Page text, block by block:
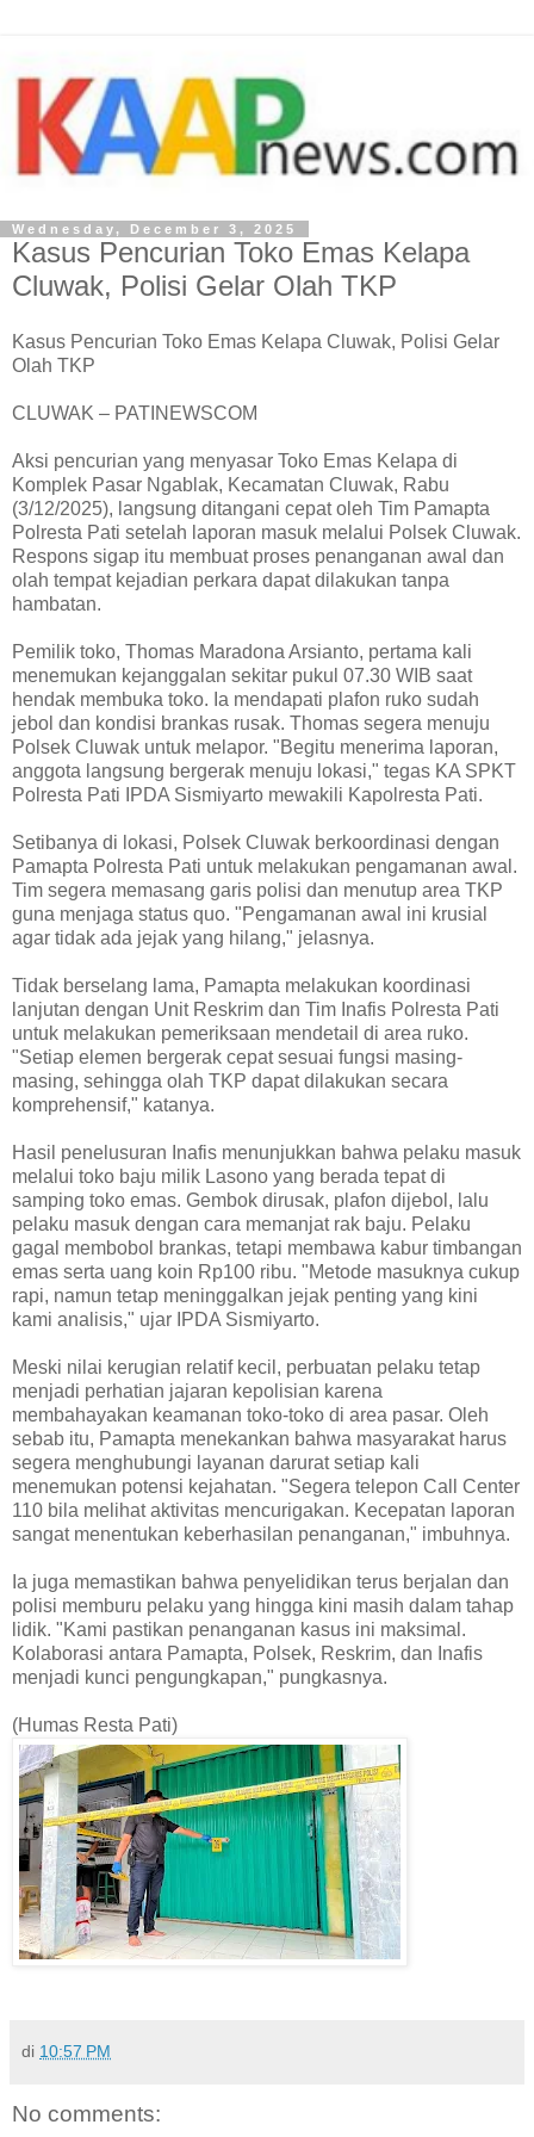
Wednesday, December 3, 2025
Kasus Pencurian Toko Emas Kelapa
Cluwak, Polisi Gelar Olah TKP
Kasus Pencurian Toko Emas Kelapa Cluwak, Polisi Gelar
Olah TKP
CLUWAK – PATINEWSCOM
Aksi pencurian yang menyasar Toko Emas Kelapa di
Komplek Pasar Ngablak, Kecamatan Cluwak, Rabu
(3/12/2025), langsung ditangani cepat oleh Tim Pamapta
Polresta Pati setelah laporan masuk melalui Polsek Cluwak.
Respons sigap itu membuat proses penanganan awal dan
olah tempat kejadian perkara dapat dilakukan tanpa
hambatan.
Pemilik toko, Thomas Maradona Arsianto, pertama kali
menemukan kejanggalan sekitar pukul 07.30 WIB saat
hendak membuka toko. Ia mendapati plafon ruko sudah
jebol dan kondisi brankas rusak. Thomas segera menuju
Polsek Cluwak untuk melapor. "Begitu menerima laporan,
anggota langsung bergerak menuju lokasi," tegas KA SPKT
Polresta Pati IPDA Sismiyarto mewakili Kapolresta Pati.
Setibanya di lokasi, Polsek Cluwak berkoordinasi dengan
Pamapta Polresta Pati untuk melakukan pengamanan awal.
Tim segera memasang garis polisi dan menutup area TKP
guna menjaga status quo. "Pengamanan awal ini krusial
agar tidak ada jejak yang hilang," jelasnya.
Tidak berselang lama, Pamapta melakukan koordinasi
lanjutan dengan Unit Reskrim dan Tim Inafis Polresta Pati
untuk melakukan pemeriksaan mendetail di area ruko.
"Setiap elemen bergerak cepat sesuai fungsi masing-
masing, sehingga olah TKP dapat dilakukan secara
komprehensif," katanya.
Hasil penelusuran Inafis menunjukkan bahwa pelaku masuk
melalui toko baju milik Lasono yang berada tepat di
samping toko emas. Gembok dirusak, plafon dijebol, lalu
pelaku masuk dengan cara memanjat rak baju. Pelaku
gagal membobol brankas, tetapi membawa kabur timbangan
emas serta uang koin Rp100 ribu. "Metode masuknya cukup
rapi, namun tetap meninggalkan jejak penting yang kini
kami analisis," ujar IPDA Sismiyarto.
Meski nilai kerugian relatif kecil, perbuatan pelaku tetap
menjadi perhatian jajaran kepolisian karena
membahayakan keamanan toko-toko di area pasar. Oleh
sebab itu, Pamapta menekankan bahwa masyarakat harus
segera menghubungi layanan darurat setiap kali
menemukan potensi kejahatan. "Segera telepon Call Center
110 bila melihat aktivitas mencurigakan. Kecepatan laporan
sangat menentukan keberhasilan penanganan," imbuhnya.
Ia juga memastikan bahwa penyelidikan terus berjalan dan
polisi memburu pelaku yang hingga kini masih dalam tahap
lidik. "Kami pastikan penanganan kasus ini maksimal.
Kolaborasi antara Pamapta, Polsek, Reskrim, dan Inafis
menjadi kunci pengungkapan," pungkasnya.
(Humas Resta Pati)
di 10:57 PM
No comments: